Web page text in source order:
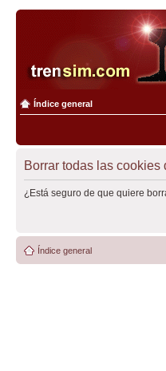
Índice general
Borrar todas las cookies
¿Está seguro de que quiere
Índice general